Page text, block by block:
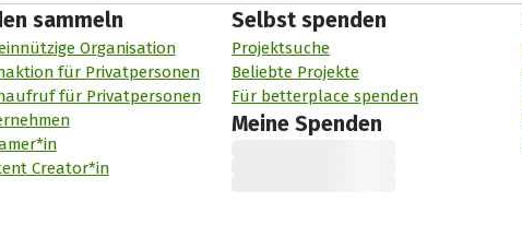
sammeln
Organisation
für Privatpersonen
für Privatpersonen
Creator*in
Selbst spenden
Projektsuche
Beliebte Projekte
Für betterplace spenden
Meine Spenden